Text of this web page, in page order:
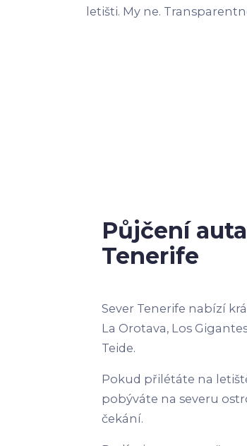
letišti. My ne.
Půjčení
Tenerife
Sever Tenerife nabízí
La Orotava, Los
Teide.
Pokud přilétáte na
pobýváte na severu
čekání.